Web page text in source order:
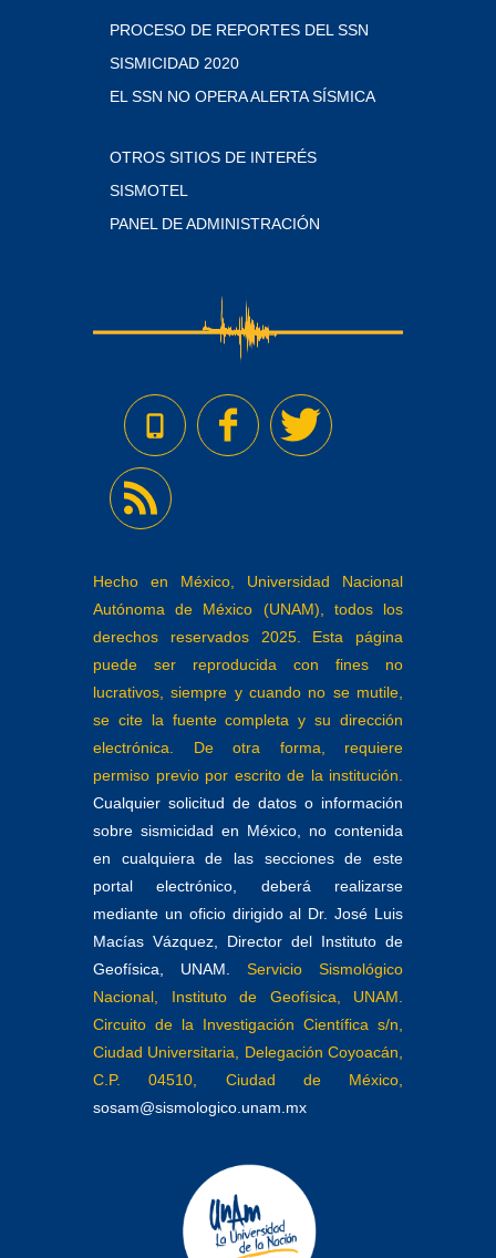
PROCESO DE REPORTES DEL SSN
SISMICIDAD 2020
EL SSN NO OPERA ALERTA SÍSMICA
OTROS SITIOS DE INTERÉS
SISMOTEL
PANEL DE ADMINISTRACIÓN
Hecho en México, Universidad Nacional
Autónoma de México (UNAM), todos los
derechos reservados 2025. Esta página
puede ser reproducida con fines no
lucrativos, siempre y cuando no se mutile,
se cite la fuente completa y su dirección
electrónica. De otra forma, requiere
permiso previo por escrito de la institución.
Cualquier solicitud de datos o información
sobre sismicidad en México, no contenida
en cualquiera de las secciones de este
portal electrónico, deberá realizarse
mediante un oficio dirigido al Dr. José Luis
Macías Vázquez, Director del Instituto de
Geofísica, UNAM.
Servicio Sismológico
Nacional, Instituto de Geofísica, UNAM.
Circuito de la Investigación Científica s/n,
Ciudad Universitaria, Delegación Coyoacán,
C.P. 04510, Ciudad de México,
sosam@sismologico.unam.mx